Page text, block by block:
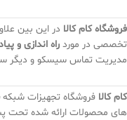
فروشگاه کام کالا در این بین
تخصصی در مورد راه اندازی و
مدیریت تماس سیسکو و دیگر
کام کالا فروشگاه تجهیزات شبکه
های محصولات ارائه شده تحت